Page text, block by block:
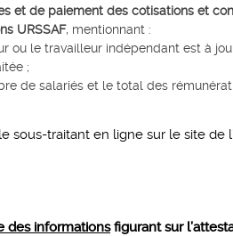
et de paiement des cotisations et
URSSAF, mentionnant :
ou le travailleur indépendant est à
;
de salariés et le total des
traitant en ligne sur le site de
des informationsfigurant sur